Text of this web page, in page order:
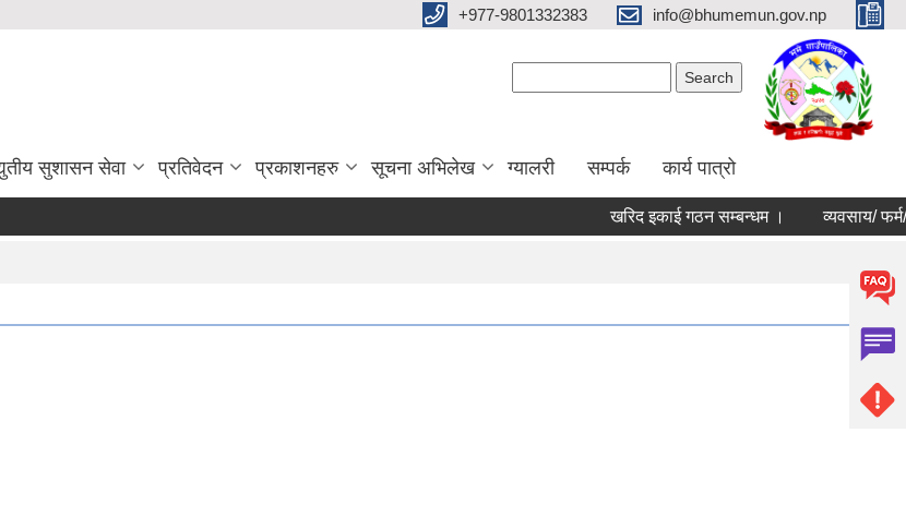
+977-9801332383 info@bhumemun.gov.np
सुशासन सेवा प्रतिवेदन प्रकाशनहरु सूचना अभिलेख ग्यालरी सम्पर्क कार्य पात्रो
खरिद इकाई गठन सम्बन्धम । व्यवसाय/ फर्म/